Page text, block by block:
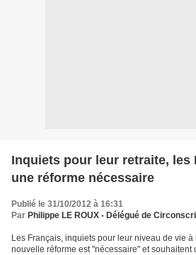
Inquiets pour leur retraite, les
une réforme nécessaire
Publié le 31/10/2012 à 16:31
Par Philippe LE ROUX - Délégué de
Les Français, inquiets pour leur niveau de vie
nouvelle réforme est "nécessaire" et souhaitent